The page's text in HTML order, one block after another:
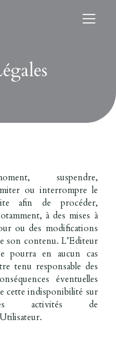
suspendre,
ou interrompre le
afin de procéder,
à des mises à
ou des modifications
son contenu. L’Editeur
pourra en aucun cas
tenu responsable des
éventuelles
cette indisponibilité sur
activités de